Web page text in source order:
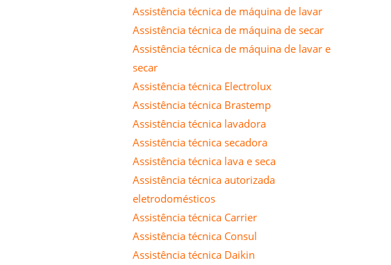
Assistência técnica de máquina de lavar
Assistência técnica de máquina de secar
Assistência técnica de máquina de lavar e
secar
Assistência técnica Electrolux
Assistência técnica Brastemp
Assistência técnica lavadora
Assistência técnica secadora
Assistência técnica lava e seca
Assistência técnica autorizada
eletrodomésticos
Assistência técnica Carrier
Assistência técnica Consul
Assistência técnica Daikin